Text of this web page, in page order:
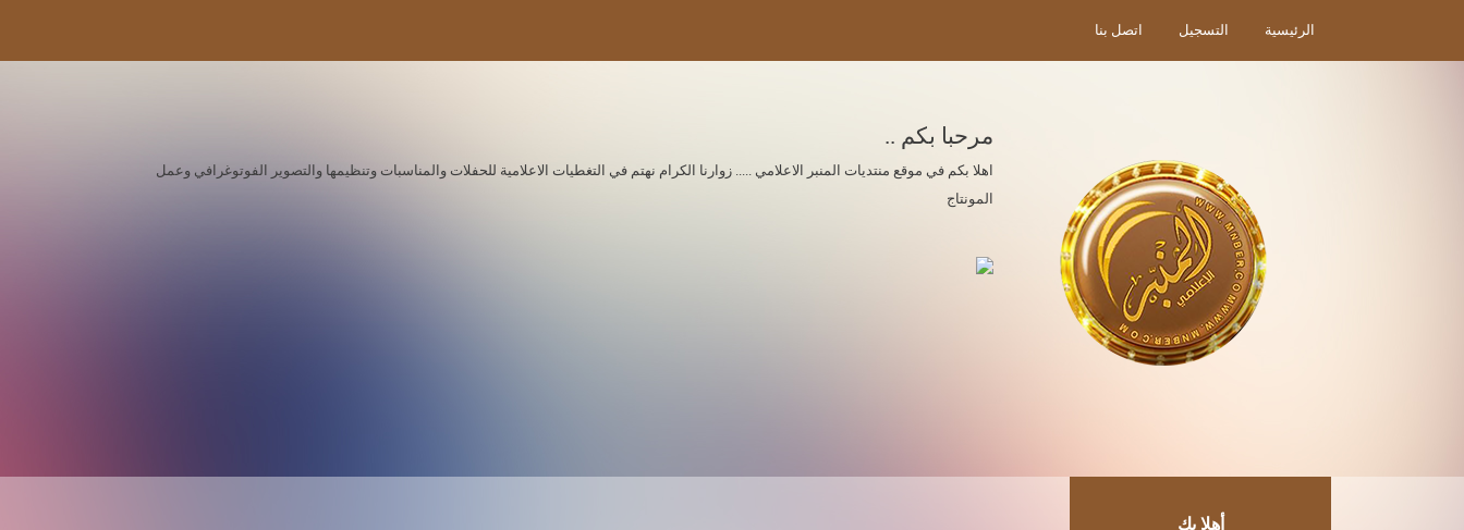
الرئيسية التسجيل اتصل بنا
مرحبا بكم ..
اهلا بكم في موقع منتديات المنبر الاعلامي ..... زوارنا الكرام نهتم في التغطيات الاعلامية للحفلات والمناسبات وتنظيمها والتصوير الفوتوغرافي وعمل
المونتاج
أهلا بك